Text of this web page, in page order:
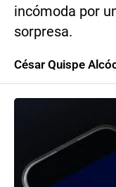
incómoda por
sorpresa.
César Quispe